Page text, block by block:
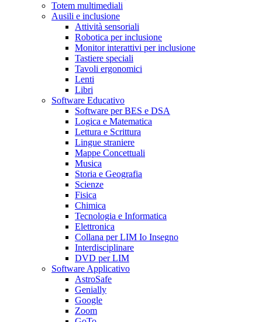
Totem multimediali
Ausili e inclusione
Attività sensoriali
Robotica per inclusione
Monitor interattivi per inclusione
Tastiere speciali
Tavoli ergonomici
Lenti
Libri
Software Educativo
Software per BES e DSA
Logica e Matematica
Lettura e Scrittura
Lingue straniere
Mappe Concettuali
Musica
Storia e Geografia
Scienze
Fisica
Chimica
Tecnologia e Informatica
Elettronica
Collana per LIM Io Insegno
Interdisciplinare
DVD per LIM
Software Applicativo
AstroSafe
Genially
Google
Zoom